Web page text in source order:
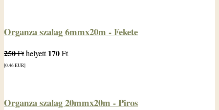
Organza szalag 6mmx20m - Fekete
250Fthelyett170Ft
[0.46EUR]
Organza szalag 20mmx20m - Piros